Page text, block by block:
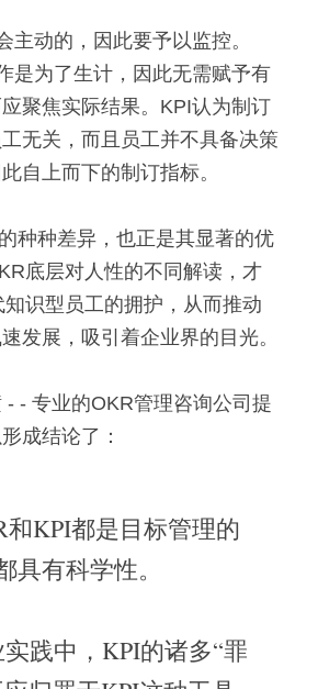
主动的，因此要予以监控。
是为了生计，因此无需赋予有
聚焦实际结果。KPI认为制订
无关，而且员工并不具备决策
自上而下的制订指标。
种种差异，也正是其显著的优
底层对人性的不同解读，才
识型员工的拥护，从而推动
发展，吸引着企业界的目光。
- - 专业的OKR管理咨询公司提
成结论了：
和KPI都是目标管理的
具有科学性。
践中，KPI的诸多“罪